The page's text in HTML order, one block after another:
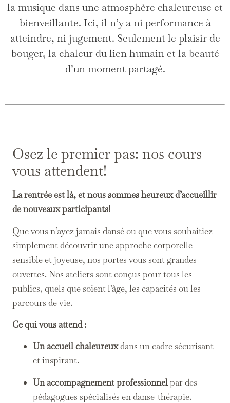
la musique dans une atmosphère chaleureuse et
bienveillante. Ici, il n’y a ni performance à
atteindre, ni jugement. Seulement le plaisir de
bouger, la chaleur du lien humain et la beauté
d’un moment partagé.
Osez le premier pas: nos cours
vous attendent!
La rentrée est là, et nous sommes heureux d’accueillir
de nouveaux participants!
Que vous n’ayez jamais dansé ou que vous souhaitiez
simplement découvrir une approche corporelle
sensible et joyeuse, nos portes vous sont grandes
ouvertes. Nos ateliers sont conçus pour tous les
publics, quels que soient l’âge, les capacités ou les
parcours de vie.
Ce qui vous attend :
Un accueil chaleureuxdans un cadre sécurisant
et inspirant.
Un accompagnement professionnelpar des
pédagogues spécialisés en danse-thérapie.